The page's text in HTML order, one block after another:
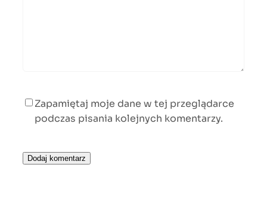
Zapamiętaj moje dane w tej przeglądarce
podczas pisania kolejnych komentarzy.